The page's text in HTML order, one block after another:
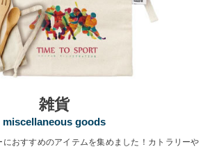
雑貨
miscellaneous goods
におすすめのアイテムを集めました！カトラリーや